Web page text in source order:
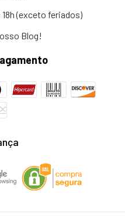
18h (exceto feriados)
Blog!